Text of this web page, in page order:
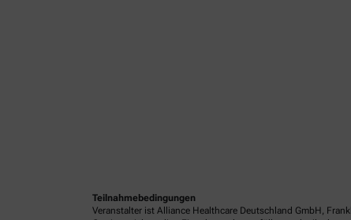
Teilnahmebedingungen
Veranstalter ist Alliance Healthcare Deutschland GmbH,